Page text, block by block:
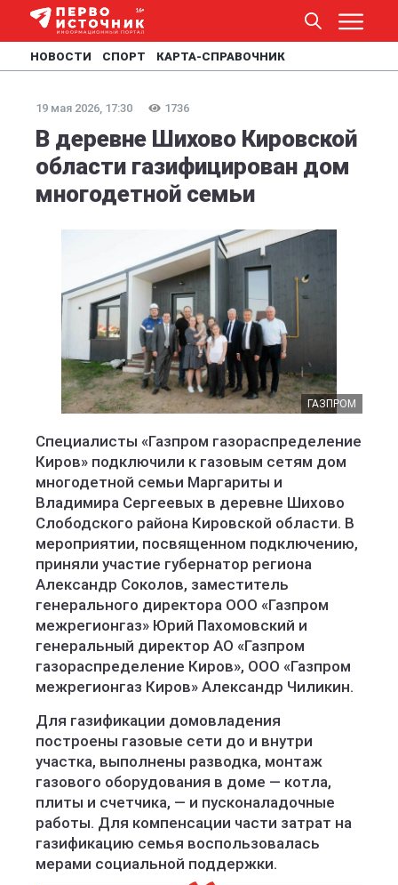
НОВОСТИ СПОРТ КАРТА-СПРАВОЧНИК
19 мая 2026, 17:30 1736
В деревне Шихово Кировской
области газифицирован дом
многодетной семьи
ГАЗПРОМ
Специалисты «Газпром газораспределение
Киров» подключили к газовым сетям дом
многодетной семьи Маргариты и
Владимира Сергеевых в деревне Шихово
Слободского района Кировской области. В
мероприятии, посвященном подключению,
приняли участие губернатор региона
Александр Соколов, заместитель
генерального директора ООО «Газпром
межрегионгаз» Юрий Пахомовский и
генеральный директор АО «Газпром
газораспределение Киров», ООО «Газпром
межрегионгаз Киров» Александр Чиликин.
Для газификации домовладения
построены газовые сети до и внутри
участка, выполнены разводка, монтаж
газового оборудования в доме — котла,
плиты и счетчика, — и пусконаладочные
работы. Для компенсации части затрат на
газификацию семья воспользовалась
мерами социальной поддержки.